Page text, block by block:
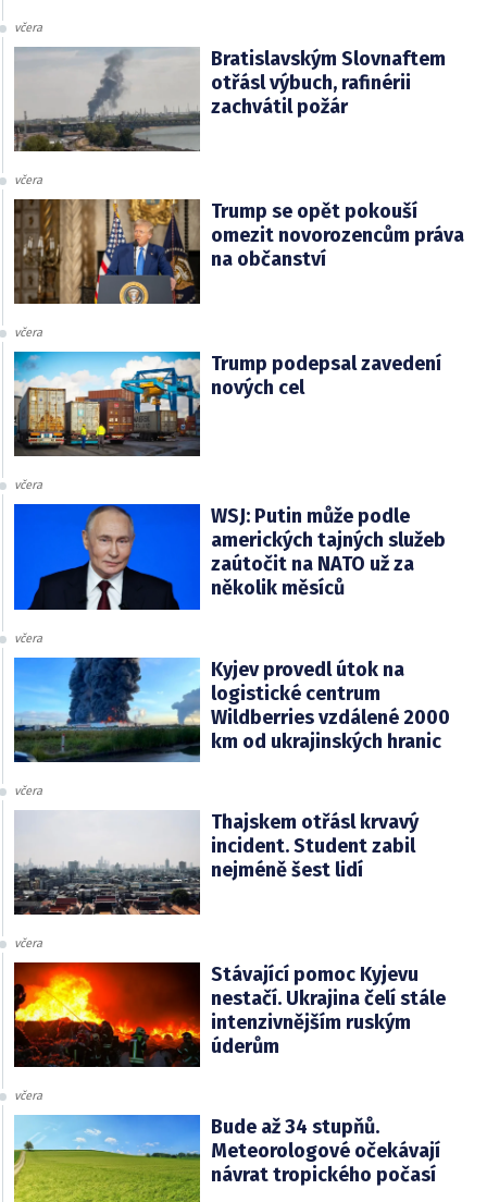
včera
Bratislavským Slovnaftem
otřásl výbuch, rafinérii
zachvátil požár
včera
Trump se opět pokouší
omezit novorozencům práva
na občanství
včera
Trump podepsal zavedení
nových cel
včera
WSJ: Putin může podle
amerických tajných služeb
zaútočit na NATO už za
několik měsíců
včera
Kyjev provedl útok na
logistické centrum
Wildberries vzdálené 2000
km od ukrajinských hranic
včera
Thajskem otřásl krvavý
incident. Student zabil
nejméně šest lidí
včera
Stávající pomoc Kyjevu
nestačí. Ukrajina čelí stále
intenzivnějším ruským
úderům
včera
Bude až 34 stupňů.
Meteorologové očekávají
návrat tropického počasí